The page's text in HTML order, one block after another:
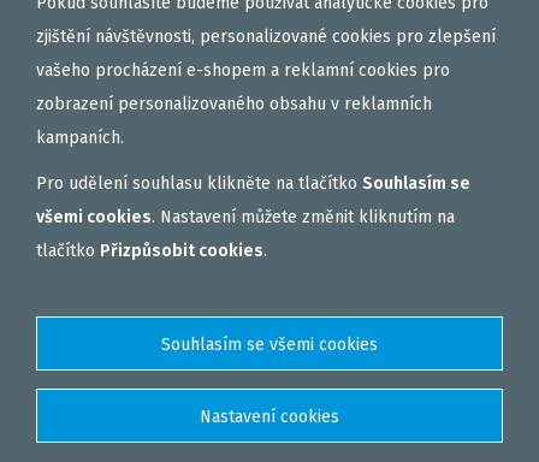
BIŽUTERIE NA MONTÁŽE
DÁRKOVÝ POUKAZ, DÁRKOVÁ KAZETA
AKČNÍ SETY
VNADÍCÍ, KRMÍTKOVÉ SMĚSI
PVA PUNČOCHY A SÁČKY
zjištění návštěvnosti, personalizované cookies pro zlepšení
vašeho procházení e-shopem a reklamní cookies pro
zobrazení personalizovaného obsahu v reklamních
kampaních.
Pro udělení souhlasu klikněte na tlačítko Souhlasím se
všemi cookies. Nastavení můžete změnit kliknutím na
tlačítko Přizpůsobit cookies.